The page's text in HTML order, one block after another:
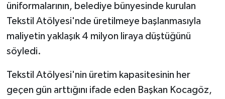
üniformalarının, belediye bünyesinde kurulan
Tekstil Atölyesi'nde üretilmeye başlanmasıyla
maliyetin yaklaşık 4 milyon liraya düştüğünü
söyledi.
Tekstil Atölyesi'nin üretim kapasitesinin her
geçen gün arttığını ifade eden Başkan Kocagöz,